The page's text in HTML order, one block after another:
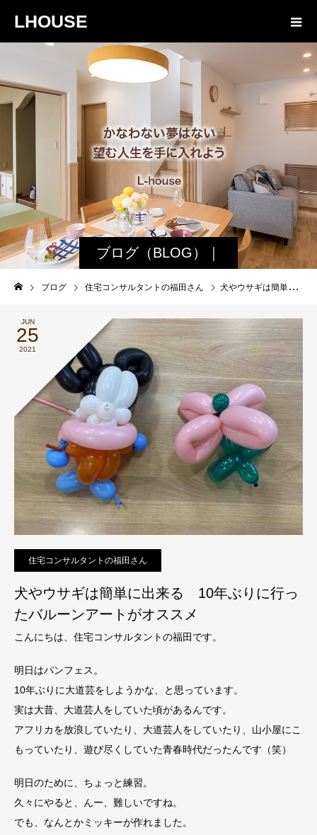
LHOUSE
ブログ（BLOG）｜
諏訪・松本の工務店
エルハウス
ブログ 住宅コンサルタントの福田さん 犬やウサギは簡単に出来る 10年ぶりに行ったバルーンアートがオススメ
JUN
25
2021
住宅コンサルタントの福田さん
犬やウサギは簡単に出来る 10年ぶりに行っ
たバルーンアートがオススメ
こんにちは、住宅コンサルタントの福田です。
明日はパンフェス。
10年ぶりに大道芸をしようかな、と思っています。
実は大昔、大道芸人をしていた頃があるんです。
アフリカを放浪していたり、大道芸人をしていたり、山小屋にこ
もっていたり、遊び尽くしていた青春時代だったんです（笑）
明日のために、ちょっと練習。
久々にやると、んー、難しいですね。
でも、なんとかミッキーが作れました。